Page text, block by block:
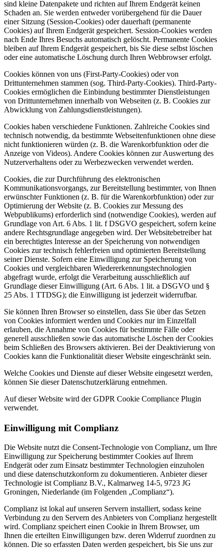
sind kleine Datenpakete und richten auf Ihrem Endgerät keinen
Schaden an. Sie werden entweder vorübergehend für die Dauer
einer Sitzung (Session-Cookies) oder dauerhaft (permanente
Cookies) auf Ihrem Endgerät gespeichert. Session-Cookies werden
nach Ende Ihres Besuchs automatisch gelöscht. Permanente Cookies
bleiben auf Ihrem Endgerät gespeichert, bis Sie diese selbst löschen
oder eine automatische Löschung durch Ihren Webbrowser erfolgt.
Cookies können von uns (First-Party-Cookies) oder von
Drittunternehmen stammen (sog. Third-Party-Cookies). Third-Party-
Cookies ermöglichen die Einbindung bestimmter Dienstleistungen
von Drittunternehmen innerhalb von Webseiten (z. B. Cookies zur
Abwicklung von Zahlungsdienstleistungen).
Cookies haben verschiedene Funktionen. Zahlreiche Cookies sind
technisch notwendig, da bestimmte Webseitenfunktionen ohne diese
nicht funktionieren würden (z. B. die Warenkorbfunktion oder die
Anzeige von Videos). Andere Cookies können zur Auswertung des
Nutzerverhaltens oder zu Werbezwecken verwendet werden.
Cookies, die zur Durchführung des elektronischen
Kommunikationsvorgangs, zur Bereitstellung bestimmter, von Ihnen
erwünschter Funktionen (z. B. für die Warenkorbfunktion) oder zur
Optimierung der Website (z. B. Cookies zur Messung des
Webpublikums) erforderlich sind (notwendige Cookies), werden auf
Grundlage von Art. 6 Abs. 1 lit. f DSGVO gespeichert, sofern keine
andere Rechtsgrundlage angegeben wird. Der Websitebetreiber hat
ein berechtigtes Interesse an der Speicherung von notwendigen
Cookies zur technisch fehlerfreien und optimierten Bereitstellung
seiner Dienste. Sofern eine Einwilligung zur Speicherung von
Cookies und vergleichbaren Wiedererkennungstechnologien
abgefragt wurde, erfolgt die Verarbeitung ausschließlich auf
Grundlage dieser Einwilligung (Art. 6 Abs. 1 lit. a DSGVO und §
25 Abs. 1 TTDSG); die Einwilligung ist jederzeit widerrufbar.
Sie können Ihren Browser so einstellen, dass Sie über das Setzen
von Cookies informiert werden und Cookies nur im Einzelfall
erlauben, die Annahme von Cookies für bestimmte Fälle oder
generell ausschließen sowie das automatische Löschen der Cookies
beim Schließen des Browsers aktivieren. Bei der Deaktivierung von
Cookies kann die Funktionalität dieser Website eingeschränkt sein.
Welche Cookies und Dienste auf dieser Website eingesetzt werden,
können Sie dieser Datenschutzerklärung entnehmen.
Auf dieser Website wird der GDPR Cookie Compliance Plugin
verwendet.
Einwilligung mit Complianz
Die Website nutzt die Consent-Technologie von Complianz, um Ihre
Einwilligung zur Speicherung bestimmter Cookies auf Ihrem
Endgerät oder zum Einsatz bestimmter Technologien einzuholen
und diese datenschutzkonform zu dokumentieren. Anbieter dieser
Technologie ist Complianz B.V., Kalmarweg 14-5, 9723 JG
Groningen, Niederlande (im Folgenden „Complianz“).
Complianz ist lokal auf unseren Servern installiert, sodass keine
Verbindung zu den Servern des Anbieters von Complianz hergestellt
wird. Complianz speichert einen Cookie in Ihrem Browser, um
Ihnen die erteilten Einwilligungen bzw. deren Widerruf zuordnen zu
können. Die so erfassten Daten werden gespeichert, bis Sie uns zur